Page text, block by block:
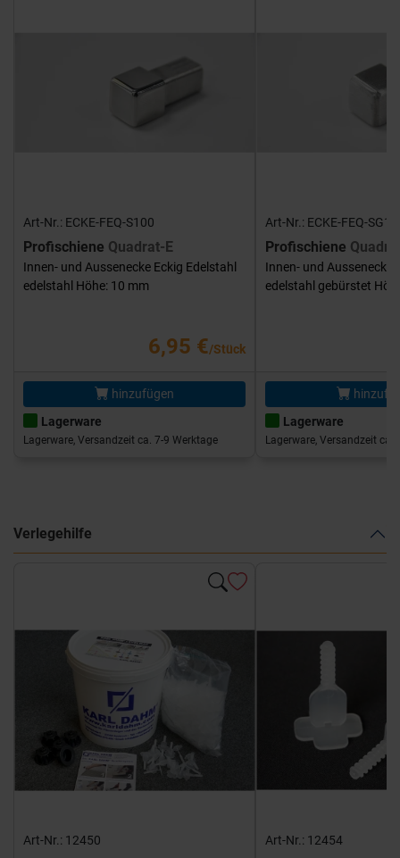
Art-Nr.: ECKE-FEQ-S100
Profischiene Quadrat-E
Innen- und Aussenecke Eckig Edelstahl
edelstahl Höhe: 10 mm
6,95 €/Stück
hinzufügen
Lagerware
Lagerware, Versandzeit ca. 7-9 Werktage
Art-Nr.: ECKE-FEQ-
Profischiene
Innen- und Aussenecke
edelstahl gebürstet
Lagerware
Lagerware, Versandzeit ca.
Verlegehilfe
Art-Nr.: 12450 Art-Nr.: 12454